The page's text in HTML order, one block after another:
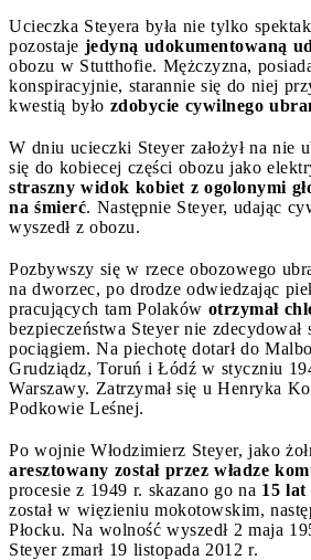
Ucieczka Steyera była nie tylko
pozostaje jedyną udokumentowaną
obozu w Stutthofie. Mężczyzna,
konspiracyjnie, starannie się do niej
kwestią było zdobycie cywilnego
W dniu ucieczki Steyer założył na nie
się do kobiecej części obozu jako
straszny widok kobiet z ogolonymi
na śmierć. Następnie Steyer, udając
wyszedł z obozu.
Pozbywszy się w rzece obozowego
na dworzec, po drodze odwiedzając
pracujących tam Polaków otrzymał
bezpieczeństwa Steyer nie zdecydował
pociągiem. Na piechotę dotarł do
Grudziądz, Toruń i Łódź w styczniu
Warszawy. Zatrzymał się u Henryka
Podkowie Leśnej.
Po wojnie Włodzimierz Steyer, jako
aresztowany został przez władze
procesie z 1949 r. skazano go na 15 lat
został w więzieniu mokotowskim,
Płocku. Na wolność wyszedł 2 maja
Steyer zmarł 19 listopada 2012 r.